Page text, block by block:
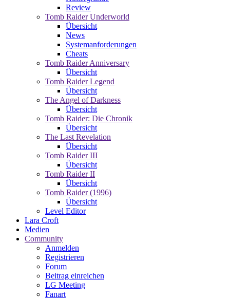
Review
Tomb Raider Underworld
Übersicht
News
Systemanforderungen
Cheats
Tomb Raider Anniversary
Übersicht
Tomb Raider Legend
Übersicht
The Angel of Darkness
Übersicht
Tomb Raider: Die Chronik
Übersicht
The Last Revelation
Übersicht
Tomb Raider III
Übersicht
Tomb Raider II
Übersicht
Tomb Raider (1996)
Übersicht
Level Editor
Lara Croft
Medien
Community
Anmelden
Registrieren
Forum
Beitrag einreichen
LG Meeting
Fanart